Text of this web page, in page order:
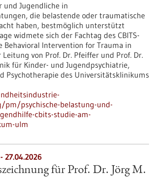
und Jugendliche in
die belastende oder traumatische
haben, bestmöglich unterstützt
widmete sich der Fachtag des CBITS-​
Behavioral Intervention for Trauma in
von Prof. Dr. Pfeiffer und Prof. Dr.
für Kinder-​ und Jugendpsychiatrie,
Psychotherapie des Universitätsklinikums
pm/psychische-belastung-und-
cbits-studie-am-
ulm
27.04.2026
für Prof. Dr. Jörg M.